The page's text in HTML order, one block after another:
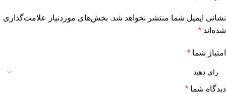
نشانی ایمیل شما منتشر نخواهد شد. بخش‌های موردنیاز علامت‌گذاری
شده‌اند *
امتیاز شما *
دیدگاه شما *